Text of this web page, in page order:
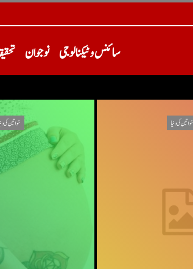
نوجوان سائنس و ٹیکنالوجی
خواتین کی خواتین کی دنیا